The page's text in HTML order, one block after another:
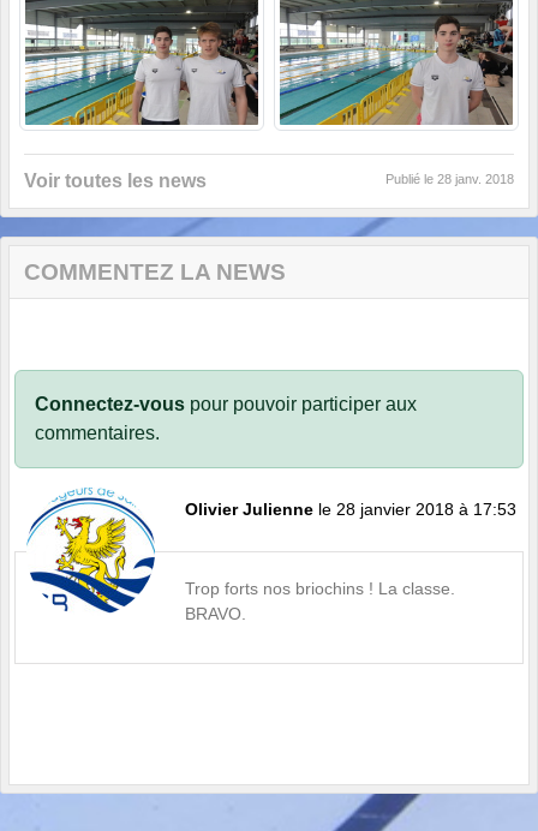
Voir toutes les news Publié le 28 janv. 2018
COMMENTEZ LA NEWS
Connectez-vous pour pouvoir participer aux
commentaires.
Olivier Julienne le 28 janvier 2018 à 17:53
Trop forts nos briochins ! La classe.
BRAVO.